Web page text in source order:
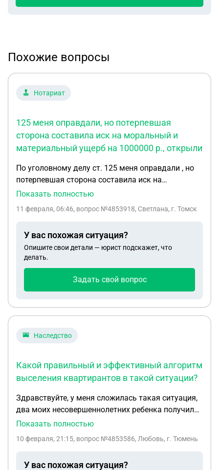
Похожие вопросы
Нотариат
125 меня оправдали, но потерпевшая
сторона составила иск на моральный и
материальный ущерб на 1000000 р., открыли
По уголовному делу ст. 125 меня оправдали , но
потерпевшая сторона составила иск на
моральный и материальный ущерб на 1000000 р.,
настоял на доверенности в суде, я на него
может ли эта доверенность сыграть злую шутку
Показать полностью
11 февраля, 06:46, вопрос №4853918, Светлана, г. Томск
У вас похожая ситуация?
Опишите свои детали — юрист подскажет, что
делать.
Задать свой вопрос
Наследство
Какой правильный и эффективный алгоритм
выселения квартирантов в такой ситуации?
Здравствуйте, у меня сложилась такая ситуация,
два моих несовершеннолетних ребенка получили
квартиру в наследство после смерти отца, у
5/8, по истечении некоторого времени она
Показать полностью
10 февраля, 21:15, вопрос №4853586, Любовь, г. Тюмень
У вас похожая ситуация?